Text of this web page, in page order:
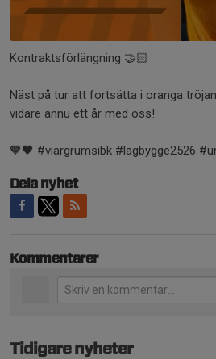
Kontraktsförlängning 🤝🏻
Näst på tur att fortsätta i oranga
vidare ännu ett år med oss!
🧡🖤 #viärgrumsibk #lagbygge2526
Dela nyhet
Kommentarer
Tidigare nyheter